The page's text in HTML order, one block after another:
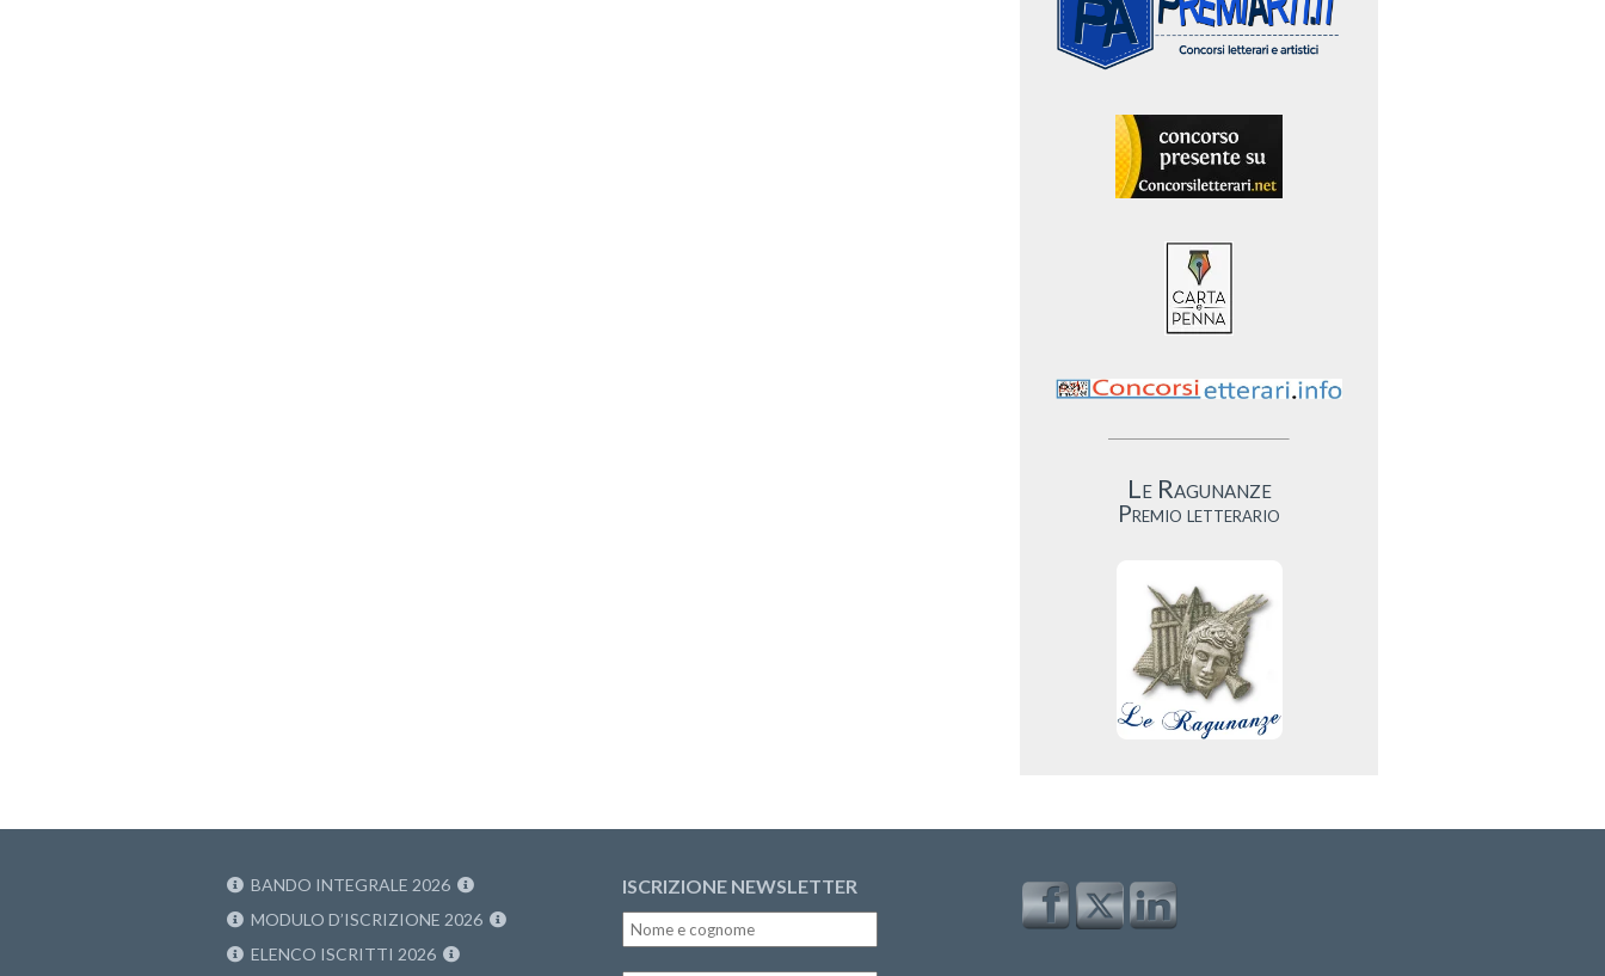
Le Ragunanze
Premio letterario
BANDO INTEGRALE 2026
MODULO D’ISCRIZIONE 2026
ELENCO ISCRITTI 2026
ISCRIZIONE NEWSLETTER